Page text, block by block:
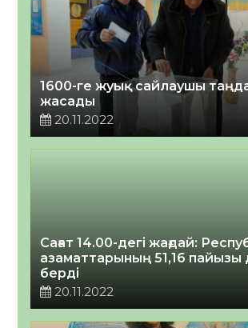
1600-ге жуық сайлаушы
жасады
20.11.2022
Сағат 14.00-дегі жағдай:
азаматтарының 51,16 пайызы
берді
20.11.2022